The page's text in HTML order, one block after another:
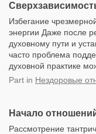
Избегание
энергии Даже после
духовному пути и
часто проблема
духовной практике
Part in Нездоровые
Начало
Рассмотрение